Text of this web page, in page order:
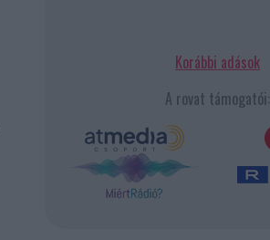
Korábbi adások
A rovat támogatói: